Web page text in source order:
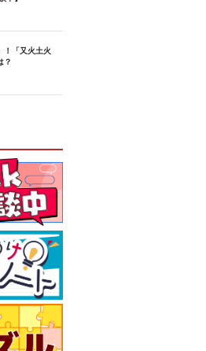
！「又火土火
？